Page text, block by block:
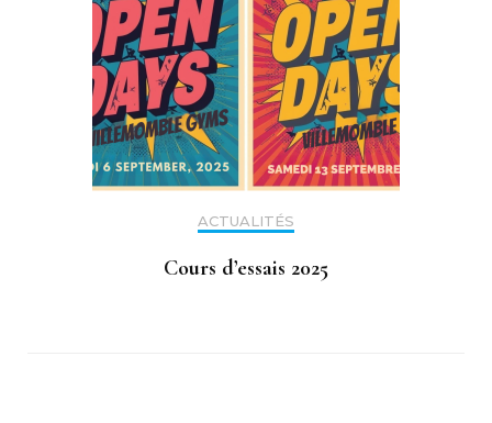
ACTUALITÉS
Cours d’essais 2025